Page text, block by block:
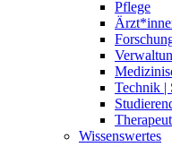
Pflege
Technik |
Wissenswertes